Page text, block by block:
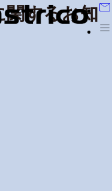
mail
menu
関するお知